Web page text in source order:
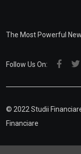
The Most Powerful
Follow Us On:
© 2022 Studii
Financiare